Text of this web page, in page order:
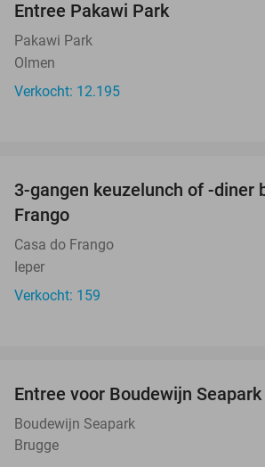
Entree Pakawi Park
Pakawi Park
Olmen
Verkocht: 12.195
3-gangen keuzelunch of -diner
Frango
Casa do Frango
Ieper
Verkocht: 159
Entree voor Boudewijn Seapark
Boudewijn Seapark
Brugge